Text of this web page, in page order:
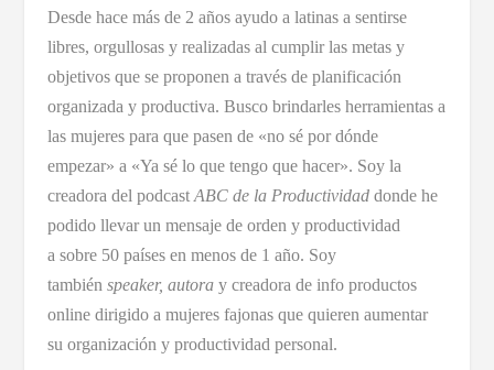
Desde hace más de 2 años ayudo a latinas a sentirse
libres, orgullosas y realizadas al cumplir las metas y
objetivos que se proponen a través de planificación
organizada y productiva. Busco brindarles herramientas a
las mujeres para que pasen de «no sé por dónde
empezar» a «Ya sé lo que tengo que hacer». Soy la
creadora del podcast ABC de la Productividaddonde he
podido llevar un mensaje de orden y productividad
a sobre 50 países en menos de 1 año. Soy
también speaker, autoray creadora de info productos
online dirigido a mujeres fajonas que quieren aumentar
su organización y productividad personal.